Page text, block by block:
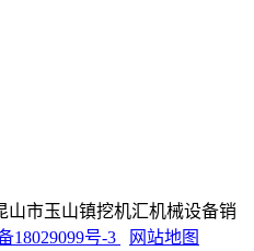
市玉山镇挖机汇机械设备销
18029099号-3 网站地图